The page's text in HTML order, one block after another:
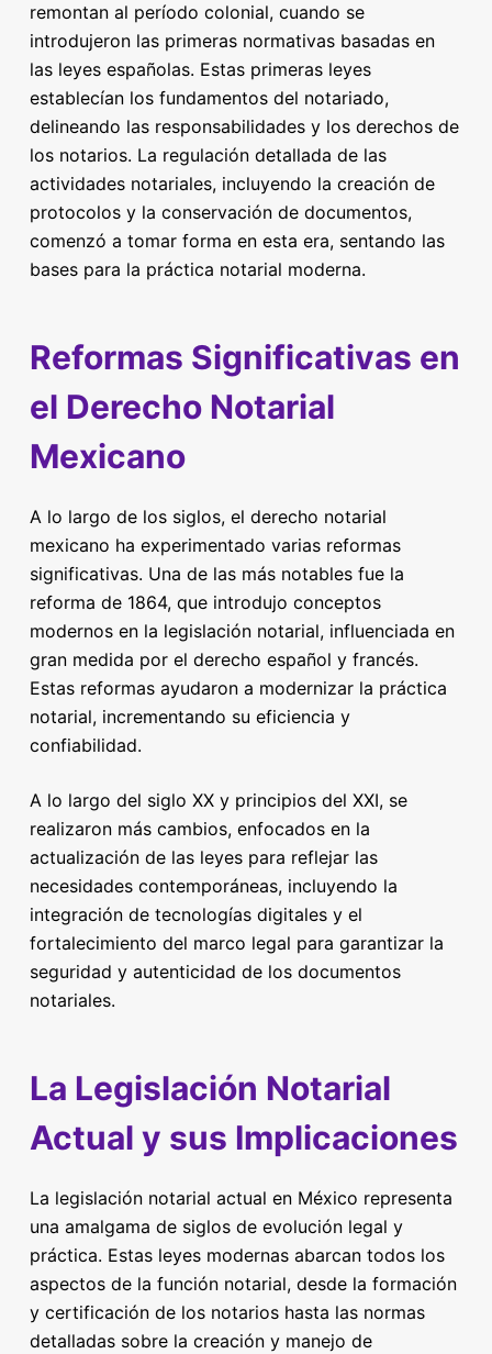
remontan al período colonial, cuando se
introdujeron las primeras normativas basadas en
las leyes españolas. Estas primeras leyes
establecían los fundamentos del notariado,
delineando las responsabilidades y los derechos de
los notarios. La regulación detallada de las
actividades notariales, incluyendo la creación de
protocolos y la conservación de documentos,
comenzó a tomar forma en esta era, sentando las
bases para la práctica notarial moderna.
Reformas Significativas en
el Derecho Notarial
Mexicano
A lo largo de los siglos, el derecho notarial
mexicano ha experimentado varias reformas
significativas. Una de las más notables fue la
reforma de 1864, que introdujo conceptos
modernos en la legislación notarial, influenciada en
gran medida por el derecho español y francés.
Estas reformas ayudaron a modernizar la práctica
notarial, incrementando su eficiencia y
confiabilidad.
A lo largo del siglo XX y principios del XXI, se
realizaron más cambios, enfocados en la
actualización de las leyes para reflejar las
necesidades contemporáneas, incluyendo la
integración de tecnologías digitales y el
fortalecimiento del marco legal para garantizar la
seguridad y autenticidad de los documentos
notariales.
La Legislación Notarial
Actual y sus Implicaciones
La legislación notarial actual en México representa
una amalgama de siglos de evolución legal y
práctica. Estas leyes modernas abarcan todos los
aspectos de la función notarial, desde la formación
y certificación de los notarios hasta las normas
detalladas sobre la creación y manejo de